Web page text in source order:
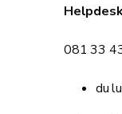
081 33
du